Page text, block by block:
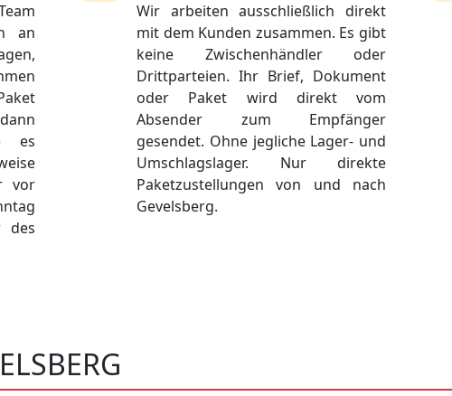
Wir arbeiten ausschließlich direkt
mit dem Kunden zusammen. Es gibt
keine Zwischenhändler oder
Drittparteien. Ihr Brief, Dokument
oder Paket wird direkt vom
Absender zum Empfänger
gesendet. Ohne jegliche Lager- und
Umschlagslager. Nur direkte
Paketzustellungen von und nach
Gevelsberg.
an
es
vor
des